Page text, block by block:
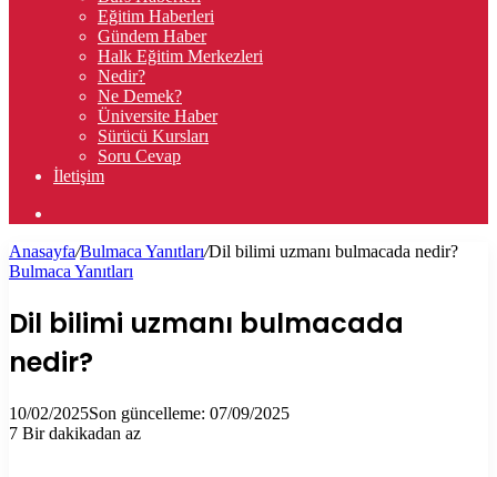
Eğitim Haberleri
Gündem Haber
Halk Eğitim Merkezleri
Nedir?
Ne Demek?
Üniversite Haber
Sürücü Kursları
Soru Cevap
İletişim
...
Anasayfa/Bulmaca Yanıtları/Dil bilimi uzmanı bulmacada nedir?
Bulmaca Yanıtları
Dil bilimi uzmanı bulmacada
nedir?
10/02/2025Son güncelleme: 07/09/2025
7 Bir dakikadan az